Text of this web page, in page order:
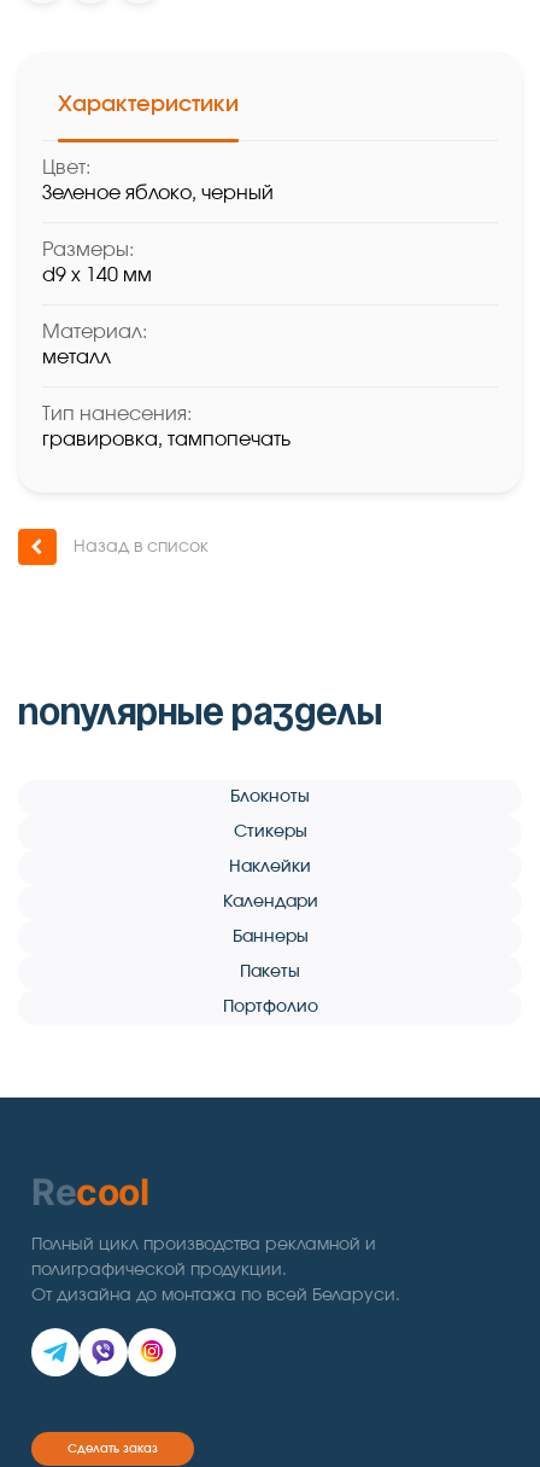
Характеристики
Цвет:
Зеленое яблоко, черный
Размеры:
d9 х 140 мм
Материал:
металл
Тип нанесения:
гравировка, тампопечать
Назад в список
популярные разделы
Блокноты
Стикеры
Наклейки
Календари
Баннеры
Пакеты
Портфолио
Recool
Полный цикл производства рекламной и
полиграфической продукции.
От дизайна до монтажа по всей Беларуси.
Сделать заказ